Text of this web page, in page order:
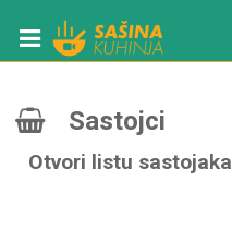
Sastojci
Otvori listu sastojaka